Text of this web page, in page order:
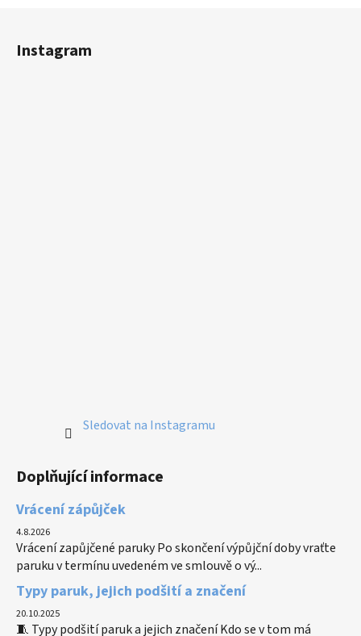
Instagram
Sledovat na Instagramu
Doplňující informace
Vrácení zápůjček
4.8.2026
Vrácení zapůjčené paruky Po skončení výpůjční doby vraťte
paruku v termínu uvedeném ve smlouvě o vý...
Typy paruk, jejich podšití a značení
20.10.2025
🧵 Typy podšití paruk a jejich značení Kdo se v tom má